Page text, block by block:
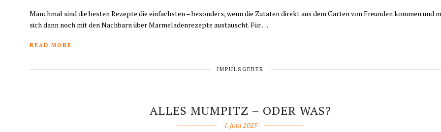
Manchmal sind die besten Rezepte die einfachsten – besonders, wenn die Zutaten direkt aus dem Garten von Freunden kommen und
sich dann noch mit den Nachbarn über Marmeladenrezepte austauscht. Für …
READ MORE
IMPULSGEBER
ALLES MUMPITZ – ODER WAS?
1. Juni 2025